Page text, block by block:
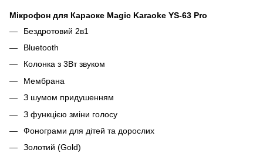
Мікрофон для Караоке Magic Karaoke YS-63 Pro
Бездротовий 2в1
Bluetooth
Колонка з 3Вт звуком
Мембрана
З шумом придушенням
З функцією зміни голосу
Фонограми для дітей та дорослих
Золотий (Gold)